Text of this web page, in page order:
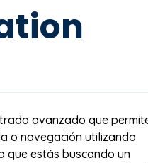
avanzado que
o navegación utilizando
que estás buscando un